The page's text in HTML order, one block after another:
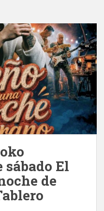
sábado El
de